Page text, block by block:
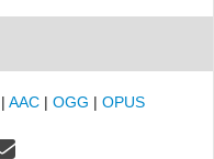
| AAC | OGG | OPUS